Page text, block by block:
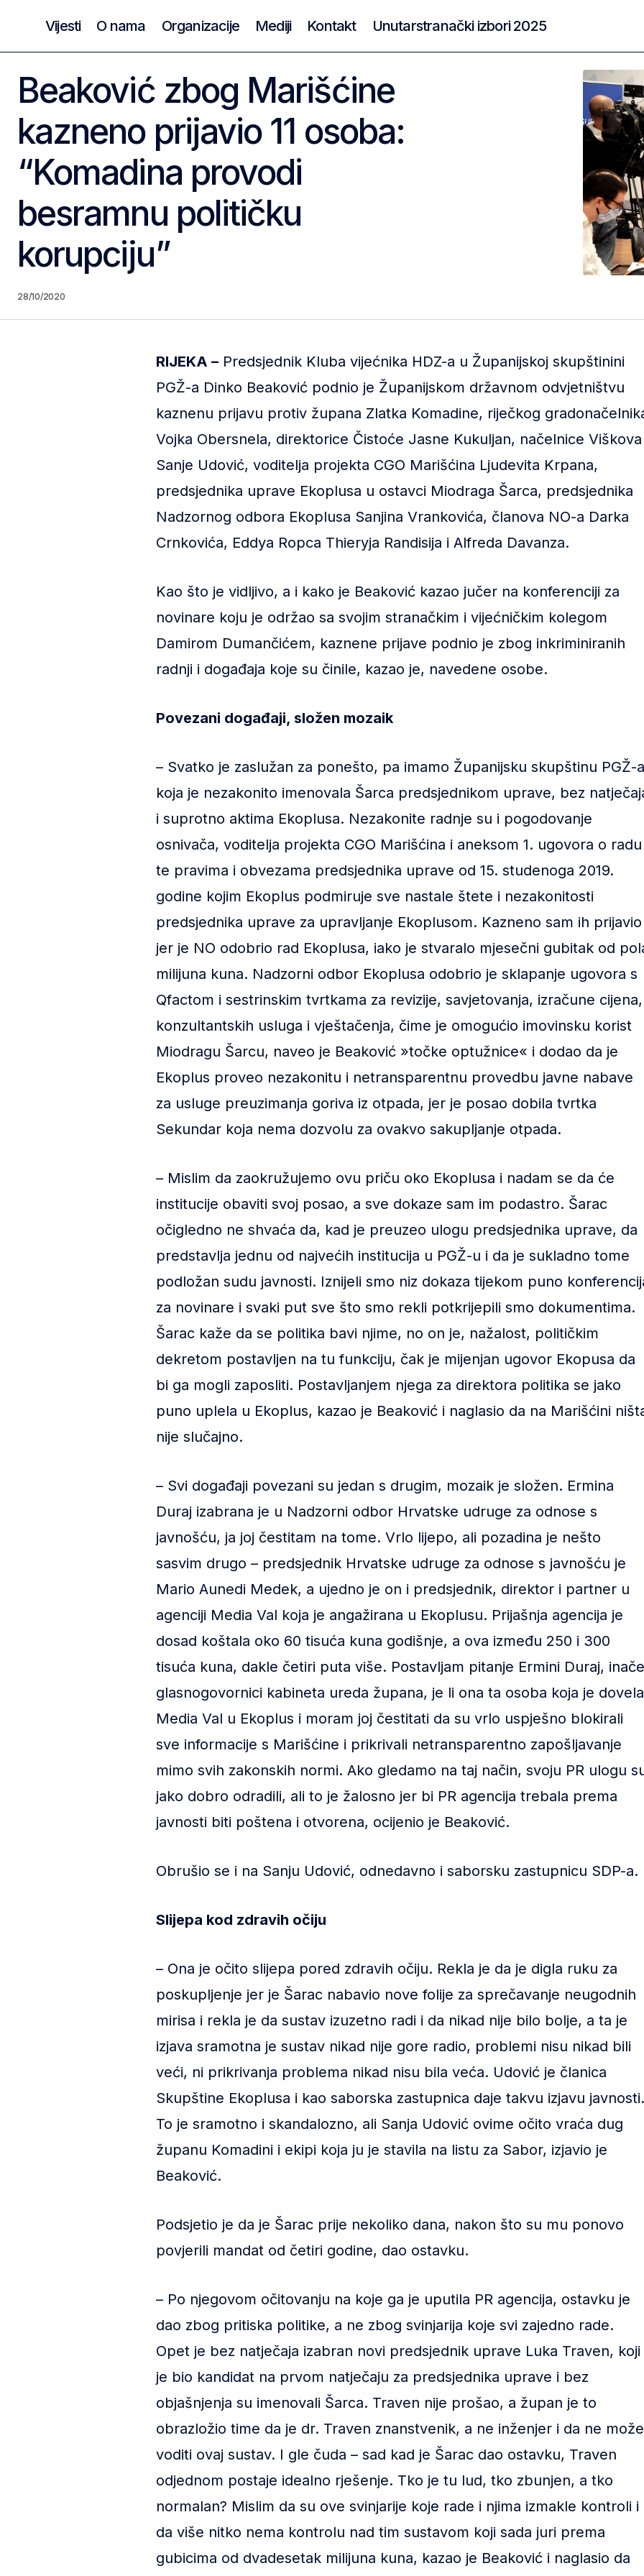
Vijesti O nama Organizacije Mediji Kontakt Unutarstranački izbori 2025
Beaković zbog Marišćine
kazneno prijavio 11 osoba:
“Komadina provodi
besramnu političku
korupciju”
28/10/2020
RIJEKA – Predsjednik Kluba vijećnika HDZ-a u Županijskoj skupštinini
PGŽ-a Dinko Beaković podnio je Županijskom državnom odvjetništvu
kaznenu prijavu protiv župana Zlatka Komadine, riječkog
Vojka Obersnela, direktorice Čistoće Jasne Kukuljan, načelnice Viškova
Sanje Udović, voditelja projekta CGO Marišćina Ljudevita Krpana,
predsjednika uprave Ekoplusa u ostavci Miodraga Šarca, predsjednika
Nadzornog odbora Ekoplusa Sanjina Vrankovića, članova NO-a Darka
Crnkovića, Eddya Ropca Thieryja Randisija i Alfreda Davanza.
Kao što je vidljivo, a i kako je Beaković kazao jučer na konferenciji za
novinare koju je održao sa svojim stranačkim i vijećničkim kolegom
Damirom Dumančićem, kaznene prijave podnio je zbog inkriminiranih
radnji i događaja koje su činile, kazao je, navedene osobe.
Povezani događaji, složen mozaik
– Svatko je zaslužan za ponešto, pa imamo Županijsku skupštinu PGŽ-a
koja je nezakonito imenovala Šarca predsjednikom uprave, bez
i suprotno aktima Ekoplusa. Nezakonite radnje su i pogodovanje
osnivača, voditelja projekta CGO Marišćina i aneksom 1. ugovora o radu
te pravima i obvezama predsjednika uprave od 15. studenoga 2019.
godine kojim Ekoplus podmiruje sve nastale štete i nezakonitosti
predsjednika uprave za upravljanje Ekoplusom. Kazneno sam ih prijavio
jer je NO odobrio rad Ekoplusa, iako je stvaralo mjesečni gubitak od
milijuna kuna. Nadzorni odbor Ekoplusa odobrio je sklapanje ugovora s
Qfactom i sestrinskim tvrtkama za revizije, savjetovanja, izračune cijena,
konzultantskih usluga i vještačenja, čime je omogućio imovinsku korist
Miodragu Šarcu, naveo je Beaković »točke optužnice« i dodao da je
Ekoplus proveo nezakonitu i netransparentnu provedbu javne nabave
za usluge preuzimanja goriva iz otpada, jer je posao dobila tvrtka
Sekundar koja nema dozvolu za ovakvo sakupljanje otpada.
– Mislim da zaokružujemo ovu priču oko Ekoplusa i nadam se da će
institucije obaviti svoj posao, a sve dokaze sam im podastro. Šarac
očigledno ne shvaća da, kad je preuzeo ulogu predsjednika uprave, da
predstavlja jednu od najvećih institucija u PGŽ-u i da je sukladno tome
podložan sudu javnosti. Iznijeli smo niz dokaza tijekom puno
za novinare i svaki put sve što smo rekli potkrijepili smo dokumentima.
Šarac kaže da se politika bavi njime, no on je, nažalost, političkim
dekretom postavljen na tu funkciju, čak je mijenjan ugovor Ekopusa da
bi ga mogli zaposliti. Postavljanjem njega za direktora politika se jako
puno uplela u Ekoplus, kazao je Beaković i naglasio da na Marišćini
nije slučajno.
– Svi događaji povezani su jedan s drugim, mozaik je složen. Ermina
Duraj izabrana je u Nadzorni odbor Hrvatske udruge za odnose s
javnošću, ja joj čestitam na tome. Vrlo lijepo, ali pozadina je nešto
sasvim drugo – predsjednik Hrvatske udruge za odnose s javnošću je
Mario Aunedi Medek, a ujedno je on i predsjednik, direktor i partner u
agenciji Media Val koja je angažirana u Ekoplusu. Prijašnja agencija je
dosad koštala oko 60 tisuća kuna godišnje, a ova između 250 i 300
tisuća kuna, dakle četiri puta više. Postavljam pitanje Ermini Duraj, inače
glasnogovornici kabineta ureda župana, je li ona ta osoba koja je dovela
Media Val u Ekoplus i moram joj čestitati da su vrlo uspješno blokirali
sve informacije s Marišćine i prikrivali netransparentno zapošljavanje
mimo svih zakonskih normi. Ako gledamo na taj način, svoju PR ulogu
jako dobro odradili, ali to je žalosno jer bi PR agencija trebala prema
javnosti biti poštena i otvorena, ocijenio je Beaković.
Obrušio se i na Sanju Udović, odnedavno i saborsku zastupnicu SDP-a.
Slijepa kod zdravih očiju
– Ona je očito slijepa pored zdravih očiju. Rekla je da je digla ruku za
poskupljenje jer je Šarac nabavio nove folije za sprečavanje neugodnih
mirisa i rekla je da sustav izuzetno radi i da nikad nije bilo bolje, a ta je
izjava sramotna je sustav nikad nije gore radio, problemi nisu nikad bili
veći, ni prikrivanja problema nikad nisu bila veća. Udović je članica
Skupštine Ekoplusa i kao saborska zastupnica daje takvu izjavu javnosti.
To je sramotno i skandalozno, ali Sanja Udović ovime očito vraća dug
županu Komadini i ekipi koja ju je stavila na listu za Sabor, izjavio je
Beaković.
Podsjetio je da je Šarac prije nekoliko dana, nakon što su mu ponovo
povjerili mandat od četiri godine, dao ostavku.
– Po njegovom očitovanju na koje ga je uputila PR agencija, ostavku je
dao zbog pritiska politike, a ne zbog svinjarija koje svi zajedno rade.
Opet je bez natječaja izabran novi predsjednik uprave Luka Traven, koji
je bio kandidat na prvom natječaju za predsjednika uprave i bez
objašnjenja su imenovali Šarca. Traven nije prošao, a župan je to
obrazložio time da je dr. Traven znanstvenik, a ne inženjer i da ne može
voditi ovaj sustav. I gle čuda – sad kad je Šarac dao ostavku, Traven
odjednom postaje idealno rješenje. Tko je tu lud, tko zbunjen, a tko
normalan? Mislim da su ove svinjarije koje rade i njima izmakle kontroli i
da više nitko nema kontrolu nad tim sustavom koji sada juri prema
gubicima od dvadesetak milijuna kuna, kazao je Beaković i naglasio da